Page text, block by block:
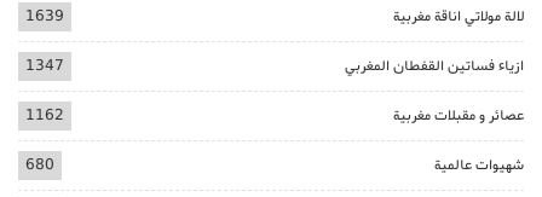
لالة مولاتي اناقة مغربية 1639
ازياء فساتين القفطان المغربي 1347
عصائر و مقبلات مغربية 1162
شهيوات عالمية 680